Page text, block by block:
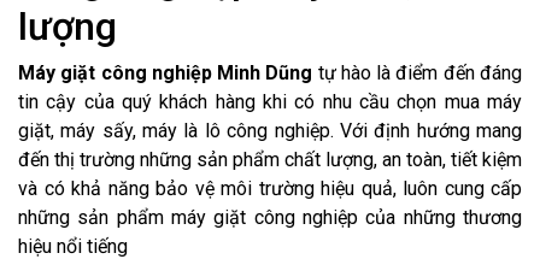
lượng
Máy giặt công nghiệp Minh Dũng tự hào là điểm đến đáng
tin cậy của quý khách hàng khi có nhu cầu chọn mua máy
giặt, máy sấy, máy là lô công nghiệp. Với định hướng mang
đến thị trường những sản phẩm chất lượng, an toàn, tiết kiệm
và có khả năng bảo vệ môi trường hiệu quả, luôn cung cấp
những sản phẩm máy giặt công nghiệp của những thương
hiệu nổi tiếng